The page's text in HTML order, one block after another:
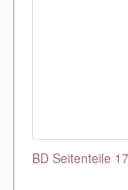
BD Seitenteile